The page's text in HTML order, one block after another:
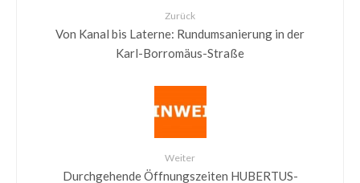
Zurück
Von Kanal bis Laterne: Rundumsanierung in der
Karl-Borromäus-Straße
Weiter
Durchgehende Öffnungszeiten HUBERTUS-